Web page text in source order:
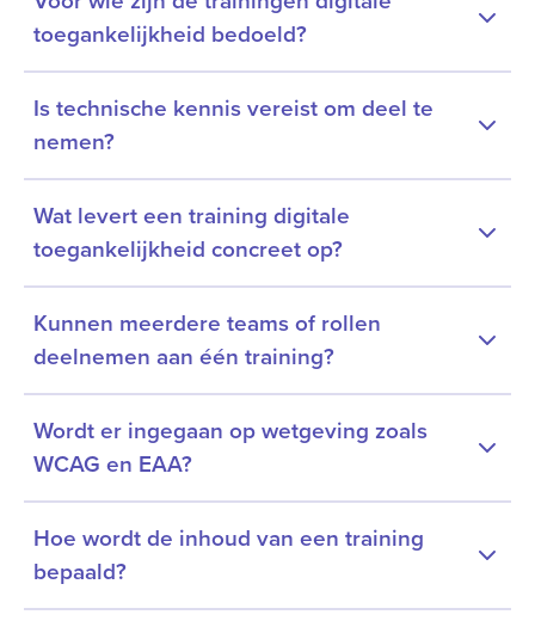
toegankelijkheid bedoeld?
Is technische kennis vereist om deel te
nemen?
Wat levert een training digitale
toegankelijkheid concreet op?
Kunnen meerdere teams of rollen
deelnemen aan één training?
Wordt er ingegaan op wetgeving zoals
WCAG en EAA?
Hoe wordt de inhoud van een training
bepaald?